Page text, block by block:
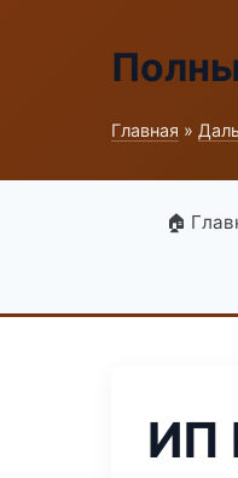
Главная »
🏠
ИП